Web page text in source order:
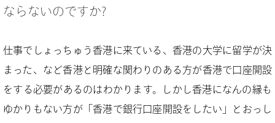
ならないのですか?
仕事でしょっちゅう香港に来ている、香港の大学に留学が決
まった、など香港と明確な関わりのある方が香港で口座開設
をする必要があるのはわかります。しかし香港になんの縁も
ゆかりもない方が「香港で銀行口座開設をしたい」とおっし